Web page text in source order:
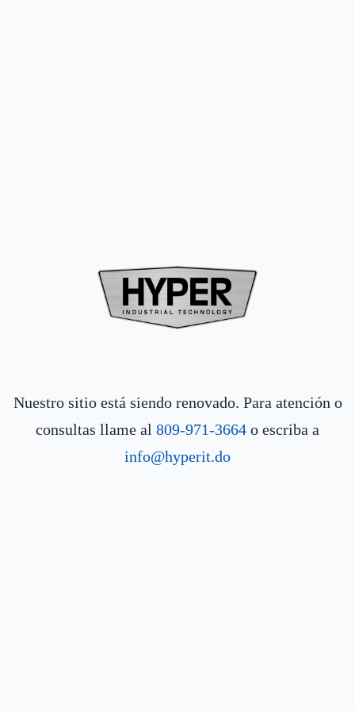
Nuestro sitio está siendo renovado. Para atención o
consultas llame al 809-971-3664 o escriba a
info@hyperit.do